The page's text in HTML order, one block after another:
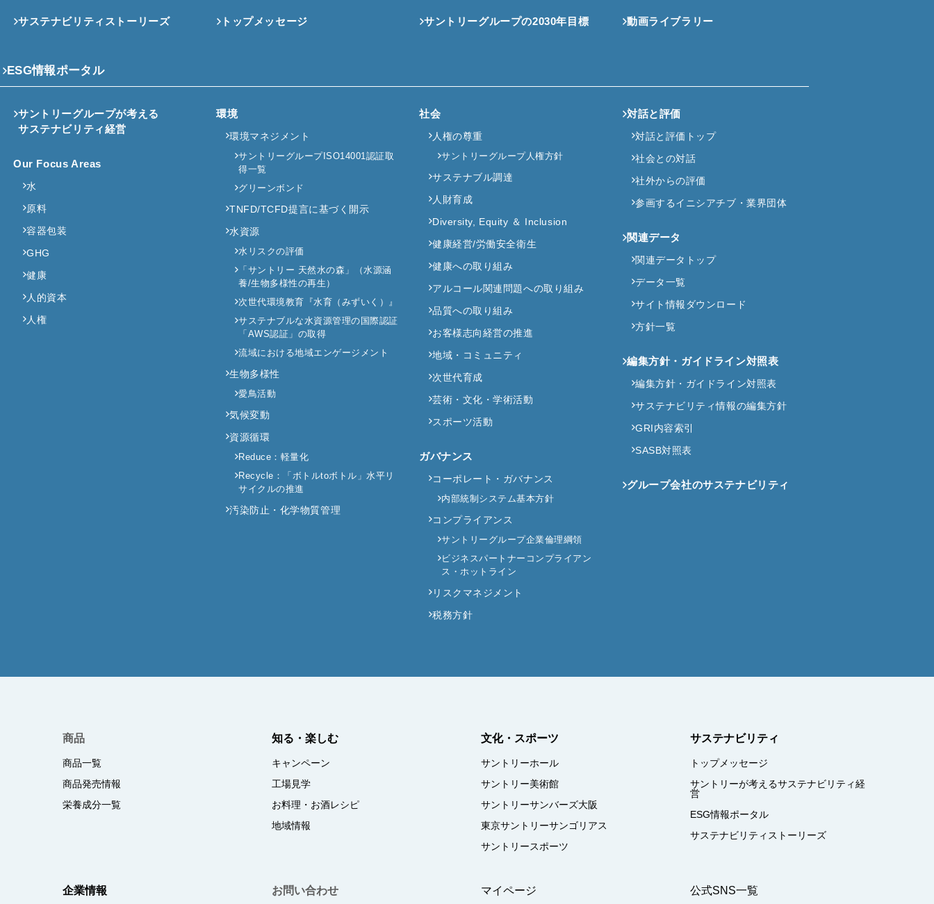
サステナビリティストーリーズ トップメッセージ サントリーグループの2030年目標 動画ライブラリー
ESG情報ポータル
サントリーグループが考える
サステナビリティ経営
Our Focus Areas
水
原料
容器包装
GHG
健康
人的資本
人権
環境
環境マネジメント
サントリーグループISO14001認証取
得一覧
グリーンボンド
TNFD/TCFD提言に基づく開示
水資源
水リスクの評価
「サントリー 天然水の森」（水源涵
養/生物多様性の再生）
次世代環境教育『水育（みずいく）』
サステナブルな水資源管理の国際認証
「AWS認証」の取得
流域における地域エンゲージメント
生物多様性
愛鳥活動
気候変動
資源循環
Reduce：軽量化
Recycle：「ボトルtoボトル」水平リ
サイクルの推進
汚染防止・化学物質管理
社会
人権の尊重
サントリーグループ人権方針
サステナブル調達
人財育成
Diversity, Equity ＆ Inclusion
健康経営/労働安全衛生
健康への取り組み
アルコール関連問題への取り組み
品質への取り組み
お客様志向経営の推進
地域・コミュニティ
次世代育成
芸術・文化・学術活動
スポーツ活動
ガバナンス
コーポレート・ガバナンス
内部統制システム基本方針
コンプライアンス
サントリーグループ企業倫理綱領
ビジネスパートナーコンプライアン
ス・ホットライン
リスクマネジメント
税務方針
対話と評価
対話と評価トップ
社会との対話
社外からの評価
参画するイニシアチブ・業界団体
関連データ
関連データトップ
データ一覧
サイト情報ダウンロード
方針一覧
編集方針・ガイドライン対照表
編集方針・ガイドライン対照表
サステナビリティ情報の編集方針
GRI内容索引
SASB対照表
グループ会社のサステナビリティ
商品
商品一覧
商品発売情報
栄養成分一覧
知る・楽しむ
キャンペーン
工場見学
お料理・お酒レシピ
地域情報
文化・スポーツ
サントリーホール
サントリー美術館
サントリーサンバーズ大阪
東京サントリーサンゴリアス
サントリースポーツ
サステナビリティ
トップメッセージ
サントリーが考えるサステナビリティ経
営
ESG情報ポータル
サステナビリティストーリーズ
企業情報 お問い合わせ マイページ 公式SNS一覧